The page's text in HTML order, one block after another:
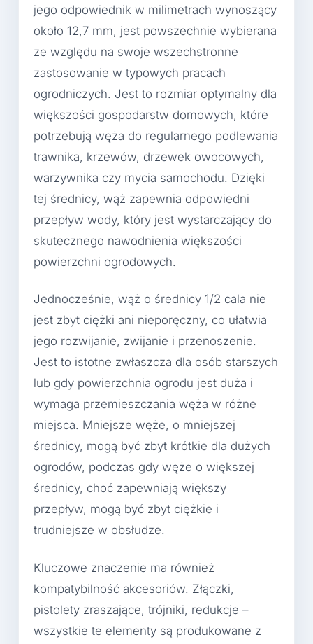
jego odpowiednik w milimetrach wynoszący
około 12,7 mm, jest powszechnie wybierana
ze względu na swoje wszechstronne
zastosowanie w typowych pracach
ogrodniczych. Jest to rozmiar optymalny dla
większości gospodarstw domowych, które
potrzebują węża do regularnego podlewania
trawnika, krzewów, drzewek owocowych,
warzywnika czy mycia samochodu. Dzięki
tej średnicy, wąż zapewnia odpowiedni
przepływ wody, który jest wystarczający do
skutecznego nawodnienia większości
powierzchni ogrodowych.
Jednocześnie, wąż o średnicy 1/2 cala nie
jest zbyt ciężki ani nieporęczny, co ułatwia
jego rozwijanie, zwijanie i przenoszenie.
Jest to istotne zwłaszcza dla osób starszych
lub gdy powierzchnia ogrodu jest duża i
wymaga przemieszczania węża w różne
miejsca. Mniejsze węże, o mniejszej
średnicy, mogą być zbyt krótkie dla dużych
ogrodów, podczas gdy węże o większej
średnicy, choć zapewniają większy
przepływ, mogą być zbyt ciężkie i
trudniejsze w obsłudze.
Kluczowe znaczenie ma również
kompatybilność akcesoriów. Złączki,
pistolety zraszające, trójniki, redukcje –
wszystkie te elementy są produkowane z